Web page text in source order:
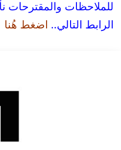
للملاحظات والمقترحات
الرابط التالي.. اضغط هُنا